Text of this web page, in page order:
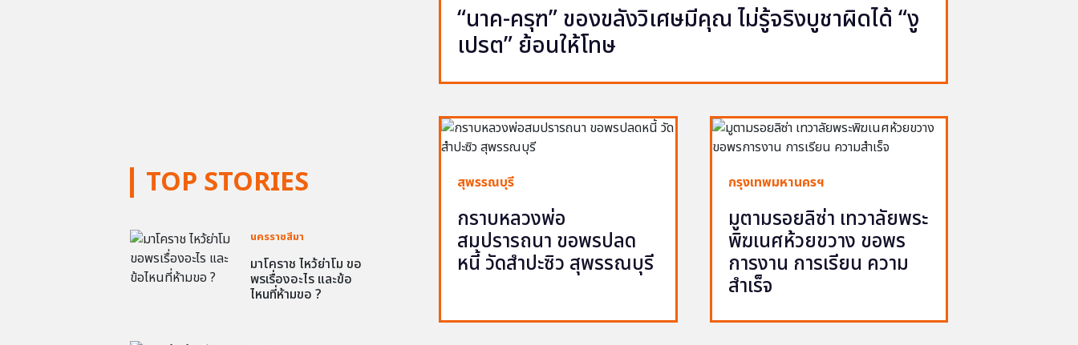
TOP STORIES
นครราชสีมา
มาโคราช ไหว้ย่าโม ขอ
พรเรื่องอะไร และข้อ
ไหนที่ห้ามขอ ?
“นาค-ครุฑ” ของขลังวิเศษมีคุณ ไม่รู้จริงบูชาผิดได้ “งู
เปรต” ย้อนให้โทษ
สุพรรณบุรี
กราบหลวงพ่อ
สมปรารถนา ขอพรปลด
หนี้ วัดสำปะซิว สุพรรณบุรี
กรุงเทพมหานครฯ
มูตามรอยลิซ่า เทวาลัยพระ
พิฆเนศห้วยขวาง ขอพร
การงาน การเรียน ความ
สำเร็จ